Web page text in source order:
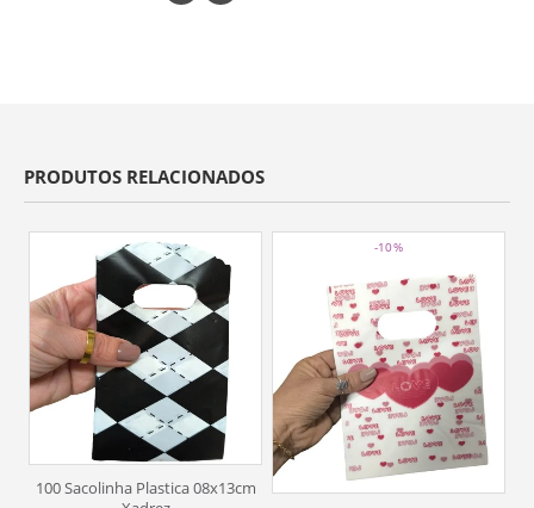
PRODUTOS RELACIONADOS
100 Sacolinha Plastica 08x13cm
-10%